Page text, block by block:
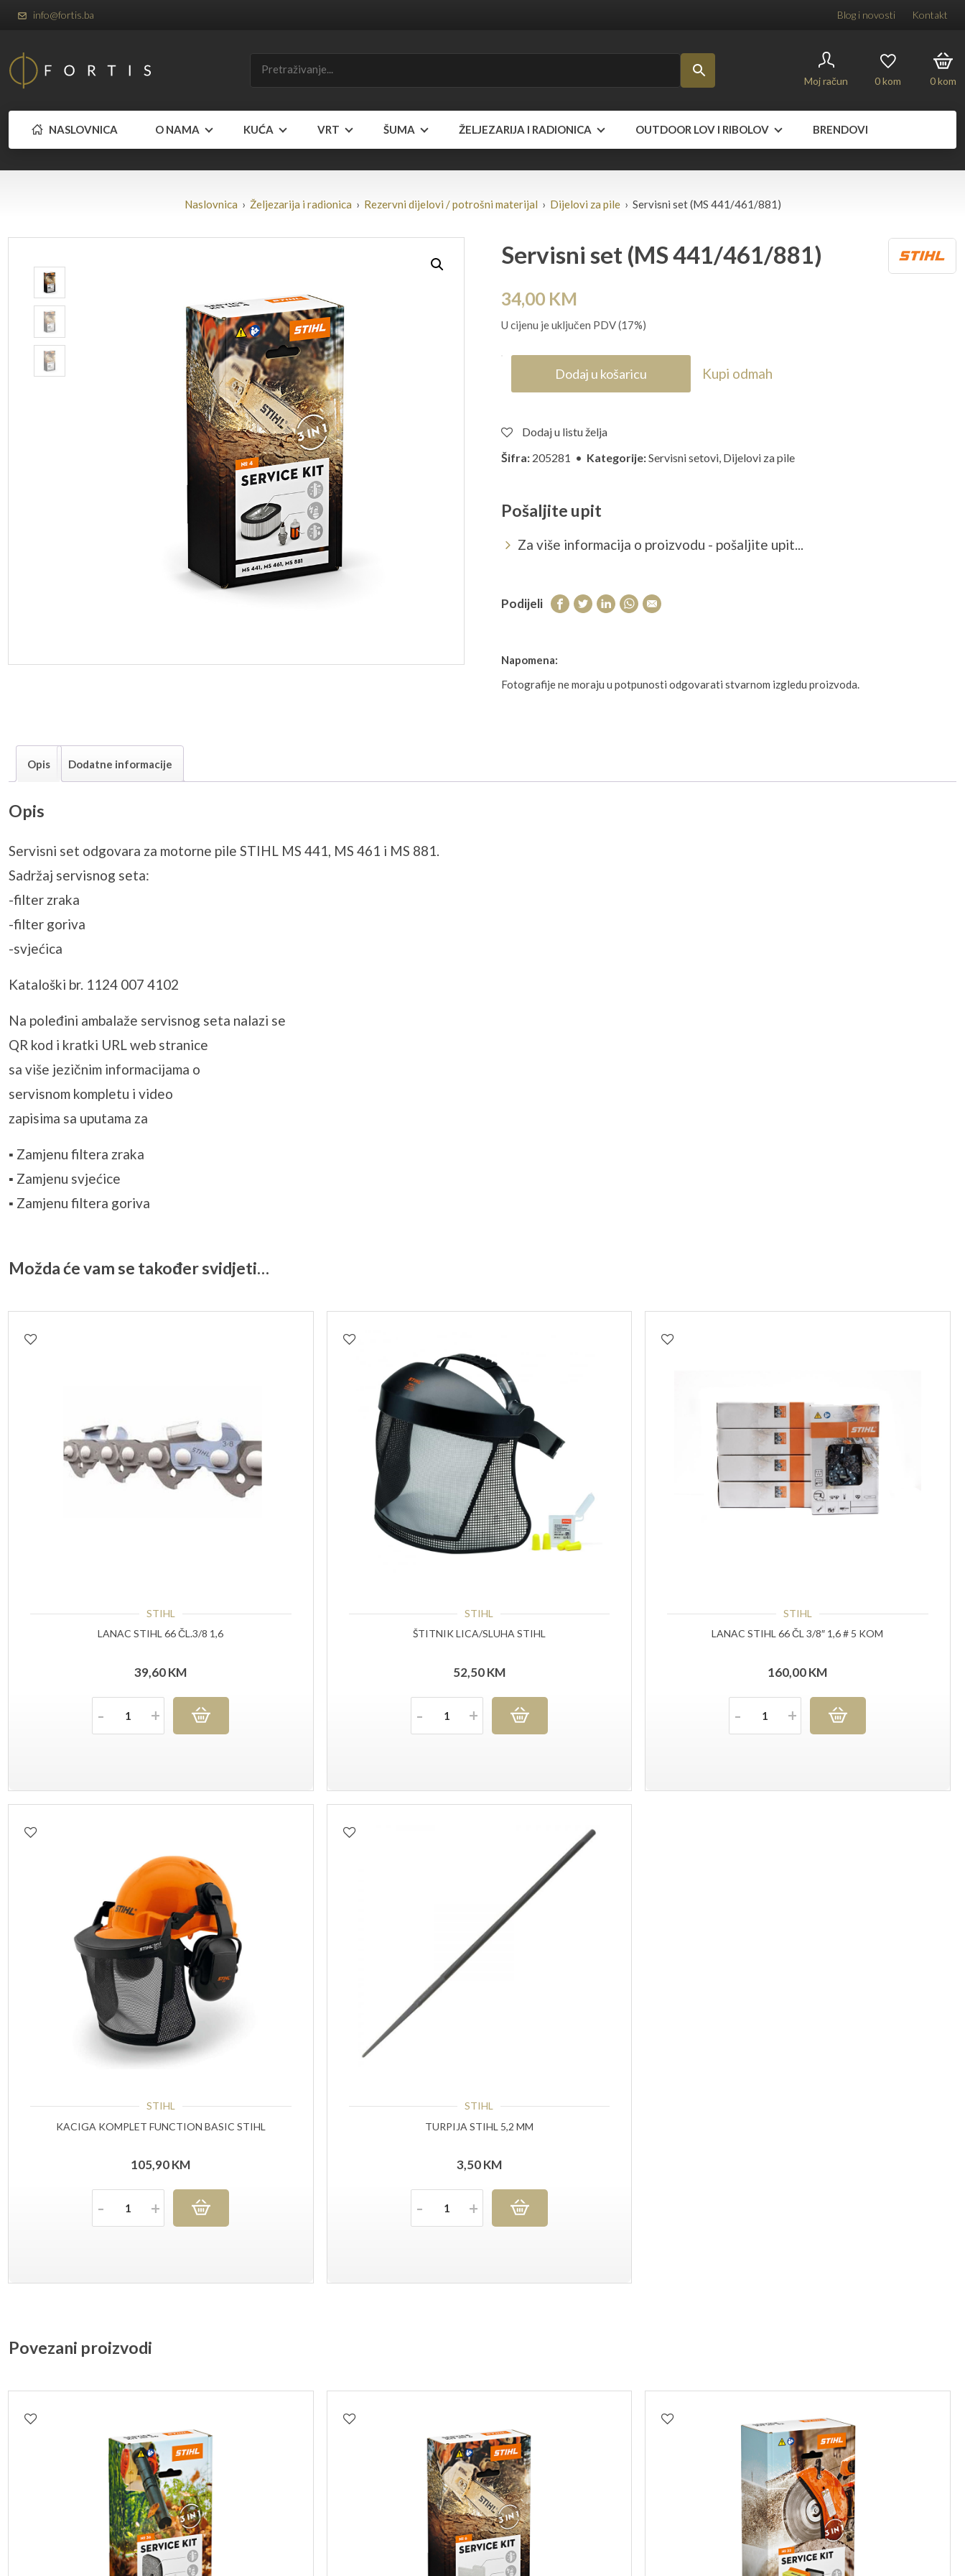
info@fortis.ba Blog i novosti Kontakt
Moj račun 0kom 0kom
NASLOVNICA O NAMA KUĆA VRT ŠUMA ŽELJEZARIJA I RADIONICA OUTDOOR LOV I RIBOLOV BRENDOVI
Naslovnica › Željezarija i radionica › Rezervni dijelovi / potrošni materijal › Dijelovi za pile› Servisni set (MS 441/461/881)
Servisni set (MS 441/461/881)
34,00 KM
U cijenu je uključen PDV (17%)
Dodaj u košaricu Kupi odmah
Dodaj u listu želja
Šifra: 205281 • Kategorije:Servisni setovi, Dijelovi za pile
Pošaljite upit
Za više informacija o proizvodu - pošaljite upit...
Podijeli
Napomena:
Fotografije ne moraju u potpunosti odgovarati stvarnom izgledu proizvoda.
Opis Dodatne informacije
Opis
Servisni set odgovara za motorne pile STIHL MS 441, MS 461 i MS 881.
Sadržaj servisnog seta:
-filter zraka
-filter goriva
-svjećica
Kataloški br. 1124 007 4102
Na poleđini ambalaže servisnog seta nalazi se
QR kod i kratki URL web stranice
sa više jezičnim informacijama o
servisnom kompletu i video
zapisima sa uputama za
▪ Zamjenu filtera zraka
▪ Zamjenu svjećice
▪ Zamjenu filtera goriva
Možda će vam se također svidjeti…
STIHL
LANAC STIHL 66 ČL.3/8 1,6
39,60KM
Količina
STIHL
ŠTITNIK LICA/SLUHA STIHL
52,50KM
Količina
STIHL
LANAC STIHL 66 ČL 3/8″ 1,6 # 5 KOM
160,00KM
Količina
STIHL
KACIGA KOMPLET FUNCTION BASIC STIHL
105,90KM
Količina
STIHL
TURPIJA STIHL 5,2 MM
3,50KM
Količina
Povezani proizvodi